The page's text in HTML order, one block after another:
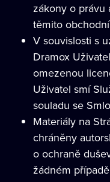
zákony o právu
těmito
V souvislosti s
Dramox
omezenou
Uživatel smí
souladu se
Materiály na
chráněny
o ochraně
žádném